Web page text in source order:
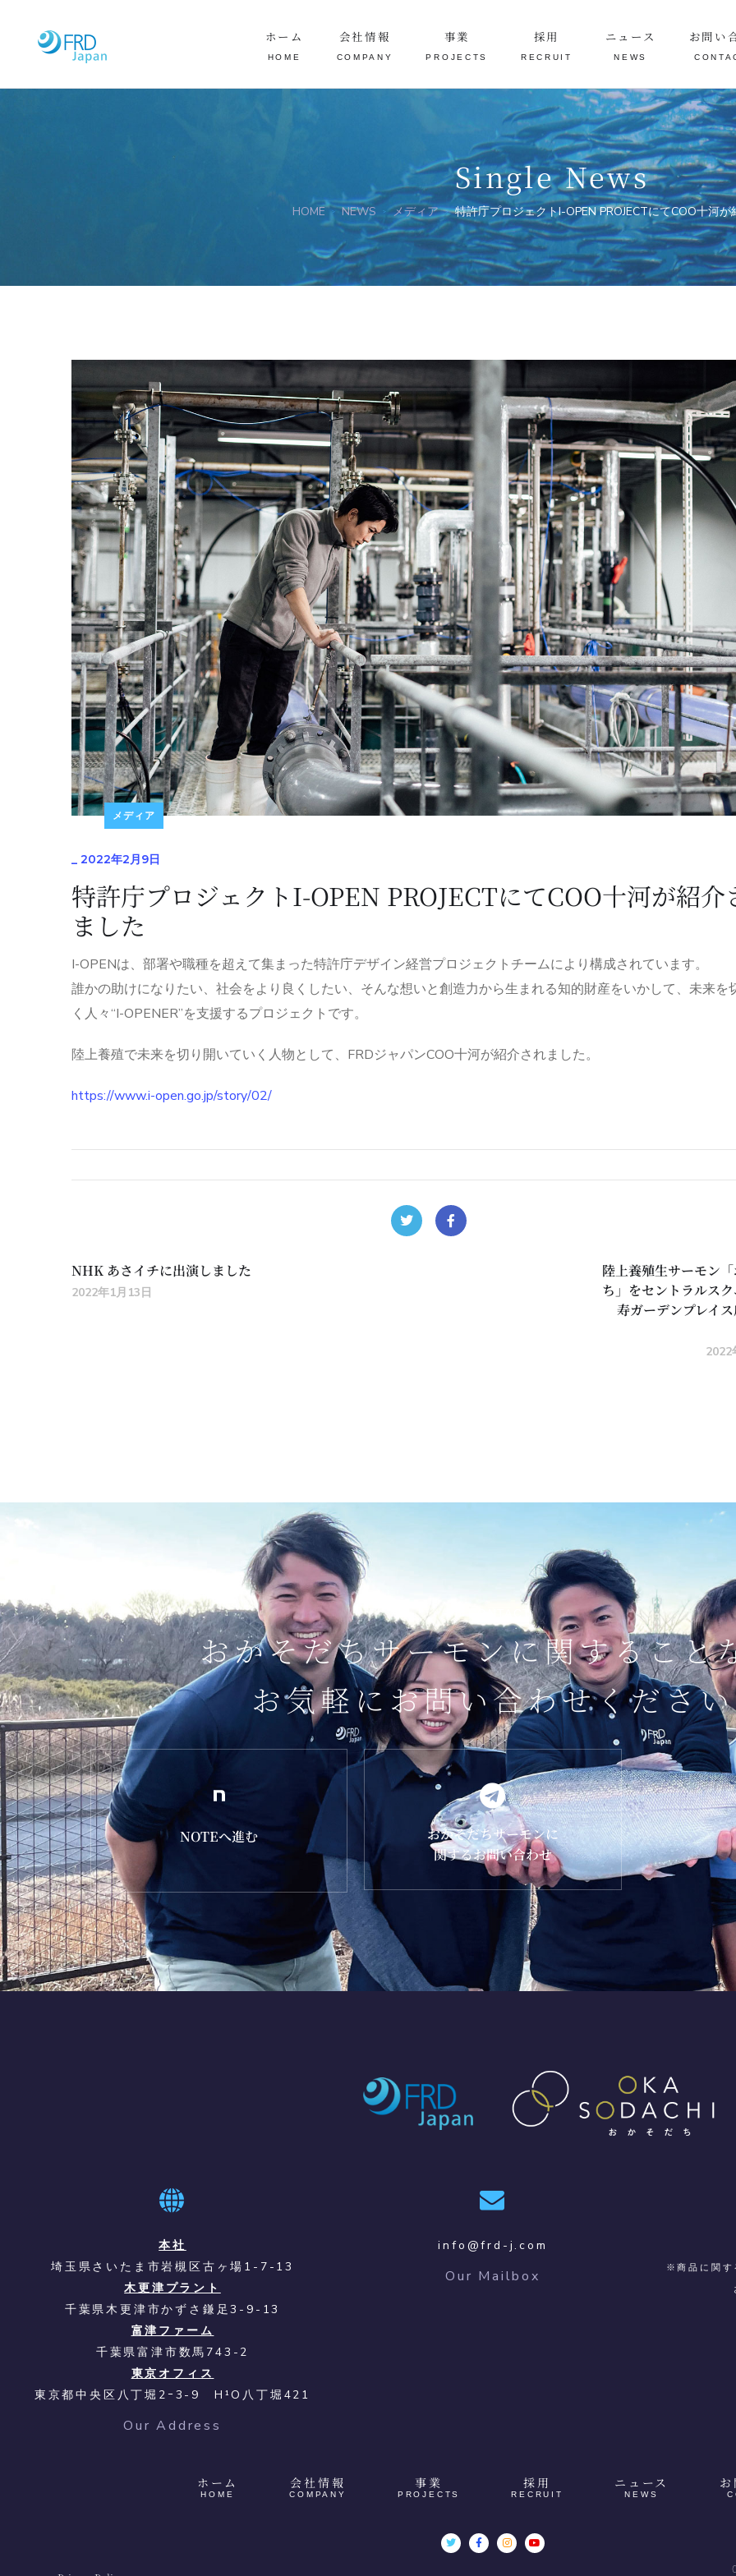
ホーム
HOME
会社情報
COMPANY
事業
PROJECTS
採用
RECRUIT
ニュース
NEWS
お問い
Single News
HOME NEWS メディア 特許庁プロジェクトI-OPEN PROJECTにてCOO十河
メディア
_ 2022年2月9日
特許庁プロジェクトI-OPEN PROJECTにてCOO十河が紹介
ました
I-OPENは、部署や職種を超えて集まった特許庁デザイン経営プロジェクトチームにより構成されています。
誰かの助けになりたい、社会をより良くしたい、そんな想いと創造力から生まれる知的財産をいかして、未来を
く人々“I-OPENER”を支援するプロジェクトです。
陸上養殖で未来を切り開いていく人物として、FRDジャパンCOO十河が紹介されました。
https://www.i-open.go.jp/story/02/
NHK あさイチに出演しました
2022年1月13日
陸上養殖生サーモン
ち」をセントラルス
寿ガーデンプレイ
2022
// CONTACT
おかそだちサーモンに関すること
お気軽にお問い合わせください
NOTEへ進む
おかそだちサーモンに
関するお問い合わせ
本社
埼玉県さいたま市岩槻区古ヶ場1-7-13
木更津プラント
千葉県木更津市かずさ鎌足3-9-13
富津ファーム
千葉県富津市数馬743-2
東京オフィス
東京都中央区八丁堀2ｰ3-9 H¹O八丁堀421
Our Address
info@frd-j.com
Our Mailbox
※商品に関す
ホーム
HOME
会社情報
COMPANY
事業
PROJECTS
採用
RECRUIT
ニュース
NEWS